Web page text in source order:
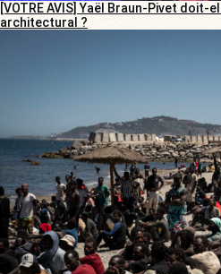
[VOTRE AVIS] Yaël Braun-Pivet doit-
architectural ?